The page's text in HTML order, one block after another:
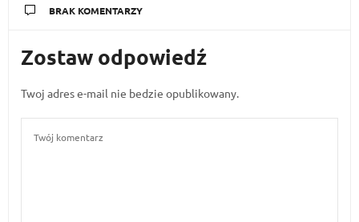
BRAK KOMENTARZY
Zostaw odpowiedź
Twoj adres e-mail nie bedzie opublikowany.